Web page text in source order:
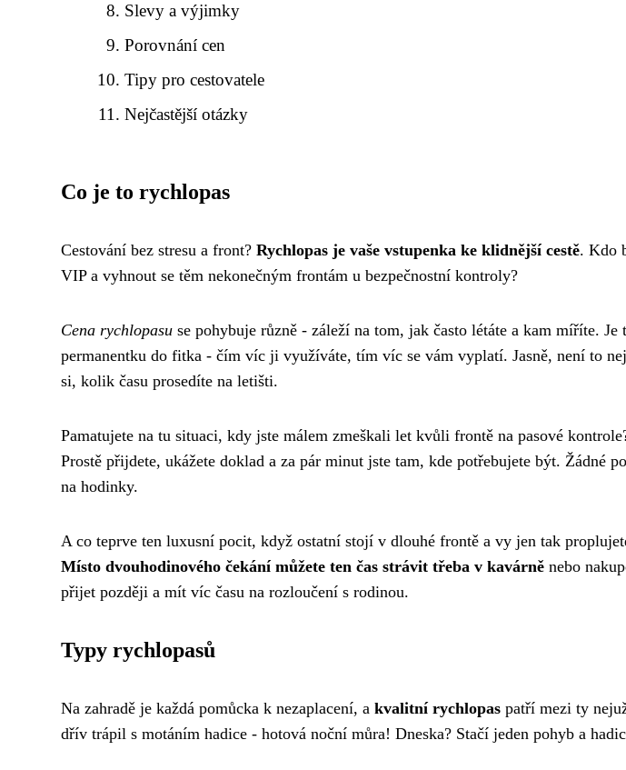
Slevy a výjimky
Porovnání cen
Tipy pro cestovatele
Nejčastější otázky
Co je to rychlopas
Cestování bez stresu a front? Rychlopas je vaše vstupenka ke klidnější cestě. Kdo
VIP a vyhnout se těm nekonečným frontám u bezpečnostní kontroly?
Cena rychlopasu se pohybuje různě - záleží na tom, jak často létáte a kam míříte.
permanentku do fitka - čím víc ji využíváte, tím víc se vám vyplatí. Jasně, není to
si, kolik času prosedíte na letišti.
Pamatujete na tu situaci, kdy jste málem zmeškali let kvůli frontě na pasové
Prostě přijdete, ukážete doklad a za pár minut jste tam, kde potřebujete být. Žádné
na hodinky.
A co teprve ten luxusní pocit, když ostatní stojí v dlouhé frontě a vy jen tak
Místo dvouhodinového čekání můžete ten čas strávit třeba v kavárně nebo
přijet později a mít víc času na rozloučení s rodinou.
Typy rychlopasů
Na zahradě je každá pomůcka k nezaplacení, a kvalitní rychlopas patří mezi ty
dřív trápil s motáním hadice - hotová noční můra! Dneska? Stačí jeden pohyb a